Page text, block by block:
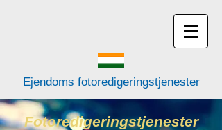
Ejendoms fotoredigeringstjenester
Fotoredigeringstjenester